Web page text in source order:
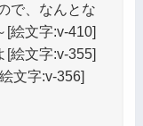
で、なんとな
[絵文字:v-410]
[絵文字:v-355]
文字:v-356]